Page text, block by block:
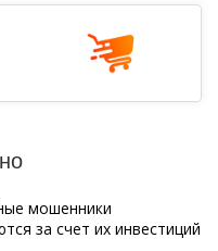
мошенники
за счет их инвестиций